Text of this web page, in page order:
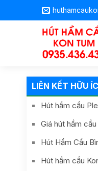
LIÊN KẾT HỮU
Hút hầm cầu
Giá hút hầm cầu
Hút Hầm Cầu
Hút hầm cầu